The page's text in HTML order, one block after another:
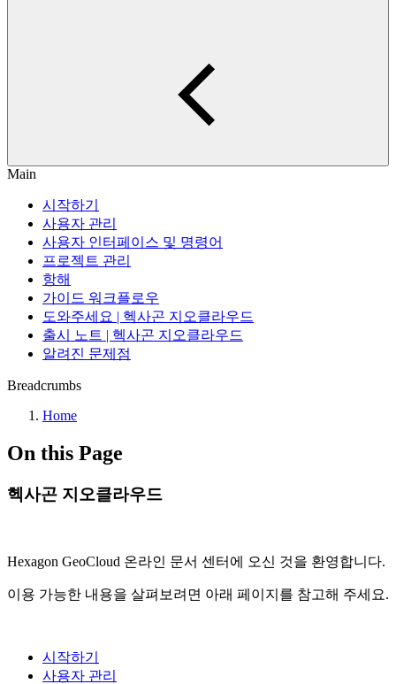
Main
시작하기
사용자 관리
사용자 인터페이스 및 명령어
프로젝트 관리
항해
가이드 워크플로우
도와주세요 | 헥사곤 지오클라우드
출시 노트 | 헥사곤 지오클라우드
알려진 문제점
Breadcrumbs
Home
On this Page
헥사곤 지오클라우드
Hexagon GeoCloud 온라인 문서 센터에 오신 것을 환영합니다.
이용 가능한 내용을 살펴보려면 아래 페이지를 참고해 주세요.
시작하기
사용자 관리